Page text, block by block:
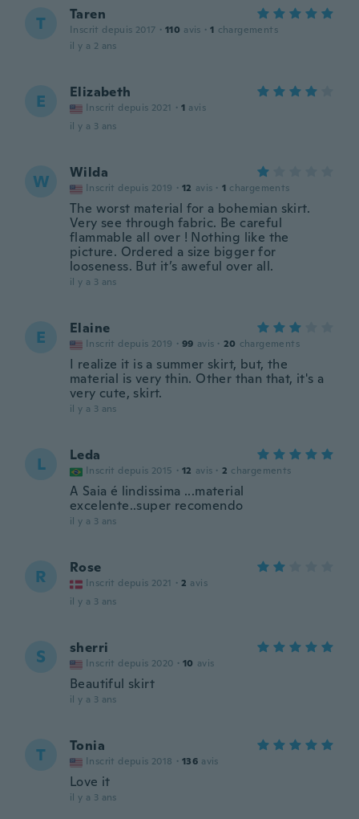
T Taren
Inscrit depuis 2017 · 110 avis · 1 chargements
il y a 2 ans
E Elizabeth
Inscrit depuis 2021 · 1 avis
il y a 3 ans
W Wilda
Inscrit depuis 2019 · 12 avis · 1 chargements
The worst material for a bohemian skirt.
Very see through fabric. Be careful
flammable all over ! Nothing like the
picture. Ordered a size bigger for
looseness. But it’s aweful over all.
il y a 3 ans
E Elaine
Inscrit depuis 2019 · 99 avis · 20 chargements
I realize it is a summer skirt, but, the
material is very thin. Other than that, it's a
very cute, skirt.
il y a 3 ans
L Leda
Inscrit depuis 2015 · 12 avis · 2 chargements
A Saia é lindissima ...material
excelente..super recomendo
il y a 3 ans
R Rose
Inscrit depuis 2021 · 2 avis
il y a 3 ans
S sherri
Inscrit depuis 2020 · 10 avis
Beautiful skirt
il y a 3 ans
T Tonia
Inscrit depuis 2018 · 136 avis
Love it
il y a 3 ans